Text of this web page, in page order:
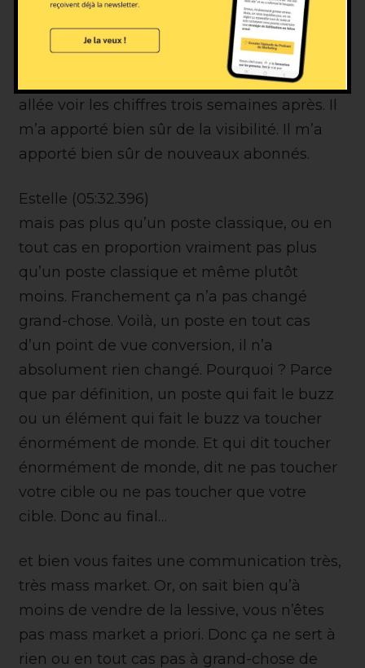
et bim bam boum, évidemment, il a fait le
buzz. Ce poste, je suis allée voir mes chiffres
trois semaines après parce qu’un poste qui
fait le buzz va durer longtemps. Donc suis
allée voir les chiffres trois semaines après. Il
m’a apporté bien sûr de la visibilité. Il m’a
apporté bien sûr de nouveaux abonnés.
Estelle (05:32.396)
mais pas plus qu’un poste classique, ou en
tout cas en proportion vraiment pas plus
qu’un poste classique et même plutôt
moins. Franchement ça n’a pas changé
grand-chose. Voilà, un poste en tout cas
d’un point de vue conversion, il n’a
absolument rien changé. Pourquoi ? Parce
que par définition, un poste qui fait le buzz
ou un élément qui fait le buzz va toucher
énormément de monde. Et qui dit toucher
énormément de monde, dit ne pas toucher
votre cible ou ne pas toucher que votre
cible. Donc au final…
et bien vous faites une communication très,
très mass market. Or, on sait bien qu’à
moins de vendre de la lessive, vous n’êtes
pas mass market a priori. Donc ça ne sert à
rien ou en tout cas pas à grand-chose de